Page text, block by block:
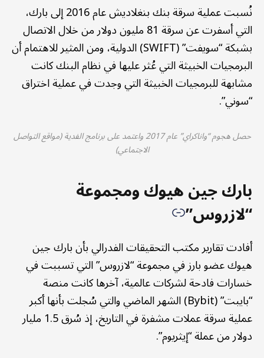
نُسبت عملية سرقة بنك بنغلاديش عام 2016 إلى بارك،
التي أسفرت عن سرقة 81 مليون دولار من خلال الاتصال
بشبكة “سويفت” (SWIFT) الدولية، ومن المثير للاهتمام أن
البرمجيات الخبيثة التي عُثر عليها في نظام البنك كانت
مشابهة للبرمجيات الخبيثة التي وجدت في عملية اختراق
“سوني”.
حصل هجوم “واناكراي” عام 2017 واعتمد على برنامج الفدية (مواقع التواصل
الاجتماعي)
بارك جين هيوك ومجموعة
“لازروس”
أفادت تقارير مكتب التحقيقات الفدرالي بأن بارك جين
هيوك عضو بارز في مجموعة “لازروس” التي تسببت في
خسارات فادحة لشركات عالمية، آخرها كانت منصة
“بايبت” (Bybit) الشهر الماضي والتي سُجلت بأنها أكبر
عملية سرقة عملات مشفرة في التاريخ، إذ سُرق 1.5 مليار
دولار من عملة “إيثريوم”.